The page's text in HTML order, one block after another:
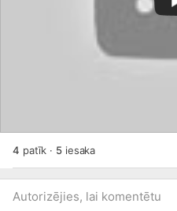
4 patīk · 5iesaka
Autorizējies, lai komentētu